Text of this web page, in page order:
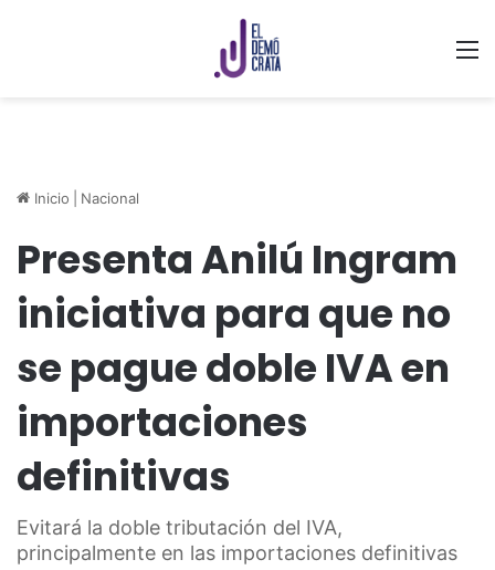
Inicio Nacional
Presenta Anilú Ingram
iniciativa para que no
se pague doble IVA en
importaciones
definitivas
Evitará la doble tributación del IVA,
principalmente en las importaciones definitivas